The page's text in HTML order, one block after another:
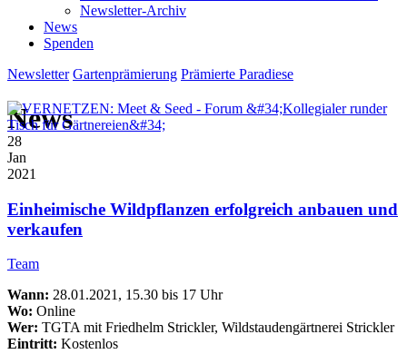
Newsletter-Archiv
News
Spenden
Newsletter Gartenprämierung Prämierte Paradiese
News
28
Jan
2021
Einheimische Wildpflanzen erfolgreich anbauen und
verkaufen
Team
Wann: 28.01.2021, 15.30 bis 17 Uhr
Wo: Online
Wer: TGTA mit Friedhelm Strickler, Wildstaudengärtnerei Strickler
Eintritt: Kostenlos